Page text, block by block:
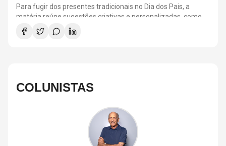
Para fugir dos presentes tradicionais no Dia dos Pais, a
matéria reúne sugestões criativas e personalizadas, como
vinis, cursos de gastronomia, assinaturas de café, ingressos
para shows, ensaios em família e experiências
COLUNISTAS